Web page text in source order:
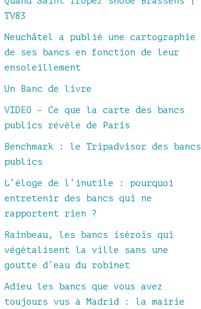
TV83
Neuchâtel a publié une cartographie
de ses bancs en fonction de leur
ensoleillement
Un Banc de livre
VIDEO – Ce que la carte des bancs
publics révèle de Paris
Benchmark : le Tripadvisor des bancs
publics
L’éloge de l’inutile : pourquoi
entretenir des bancs qui ne
rapportent rien ?
Rainbeau, les bancs isérois qui
végétalisent la ville sans une
goutte d’eau du robinet
Adieu les bancs que vous avez
toujours vus à Madrid : la mairie